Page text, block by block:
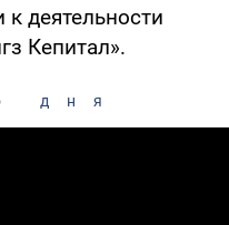
деятельности
Кепитал».
дня